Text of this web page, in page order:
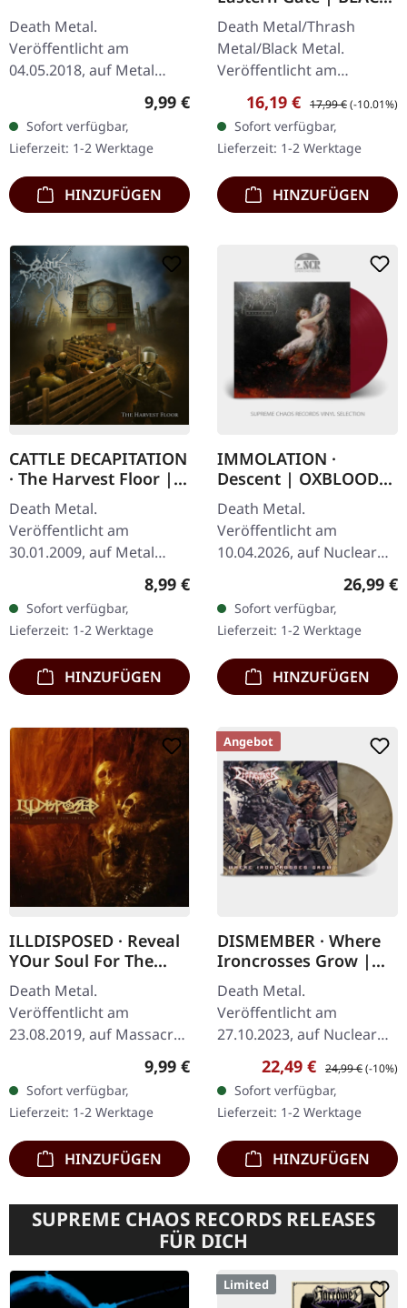
Death Metal.
Veröffentlicht am
04.05.2018, auf Metal
Blade Records. CD im
schwedische Death Metal-
Macht Lik liefert mit
„Carnage" ein…
Regulärer Preis:
9,99 €
Sofort verfügbar,
Lieferzeit: 1-2 Werktage
HINZUFÜGEN
LP
Death Metal/Thrash
Metal/Black Metal.
Veröffentlicht am
09.03.2020, auf Sepulchral
Voice Records. Schwarzes
Vinyl. Das Album "Angel of
the Eastern…
Verkaufspreis:
16,19 € Regulärer Preis:
17,99 €(-10.01%)
Sofort verfügbar,
Lieferzeit: 1-2 Werktage
HINZUFÜGEN
CATTLE DECAPITATION
· The Harvest Floor |
CD
Death Metal.
Veröffentlicht am
30.01.2009, auf Metal
Blade Records. CD im
Jewelcase. Veröffentlicht
im Jahr 2009 ist "The
Harvest Floor" von
Cattle…
Regulärer Preis:
8,99 €
Sofort verfügbar,
Lieferzeit: 1-2 Werktage
HINZUFÜGEN
IMMOLATION ·
Descent | OXBLOOD
LP
Death Metal.
Veröffentlicht am
10.04.2026, auf Nuclear
Blast Records. Oxblood-
Standard-Cover. Wenn die
Death Metal-Legenden…
26,99 €
Sofort verfügbar,
Lieferzeit: 1-2 Werktage
HINZUFÜGEN
ILLDISPOSED · Reveal
YOur Soul For The
Dead | DIGIPAK CD
Death Metal.
Veröffentlicht am
23.08.2019, auf Massacre
Records. CD im DigiPak.
Die dänischen Death
Metal-Veteranen
Illdisposed kehren mit
ihrem…
Regulärer Preis:
9,99 €
Sofort verfügbar,
Lieferzeit: 1-2 Werktage
HINZUFÜGEN
Angebot
DISMEMBER · Where
Ironcrosses Grow |
SAND MARBLED LP
Death Metal.
Veröffentlicht am
27.10.2023, auf Nuclear
Blast Records. "Sand
marbled" Vinyl. Die
schwedischen Death
Metal Legenden
Dismember kehren…
Verkaufspreis:
22,49 € Regulärer Preis:
24,99 €(-10%)
Sofort verfügbar,
Lieferzeit: 1-2 Werktage
HINZUFÜGEN
SUPREME CHAOS RECORDS RELEASES
FÜR DICH
Limited